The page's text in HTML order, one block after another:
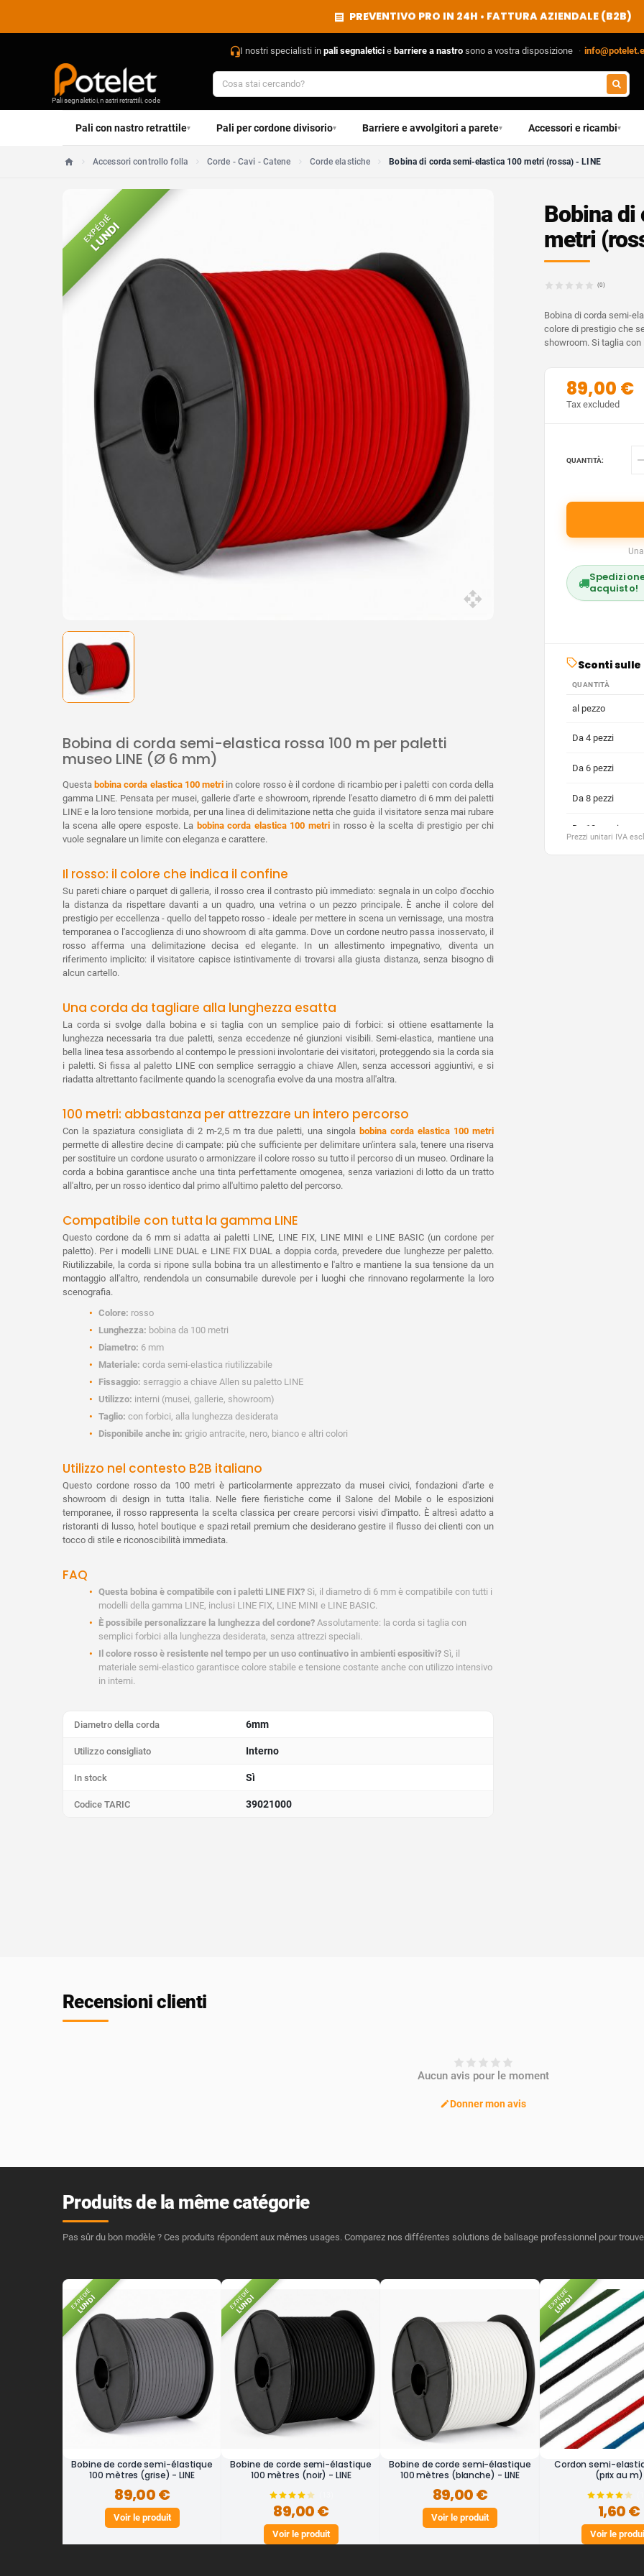
PREVENTIVO PRO IN 24H • FATTURA AZIENDALE (B2B)
I nostri specialisti in pali segnaletici e barriere a nastro sono a vostra disposizione ·
Pali segnaletici, nastri retrattili, code
Pali con nastro retrattile▾ Pali per cordone divisorio▾ Barriere e avvolgitori a parete▾ Accessori e ricambi▾
Home
Accessori controllo folla Corde - Cavi - Catene Corde elastiche Bobina di corda semi-elastica 100 metri (rossa) - LINE
EXPÉDIÉ
LUNDI
Bobina di corda semi-elastica rossa 100 m per paletti
museo LINE (Ø 6 mm)
Questa bobina corda elastica 100 metri in colore rosso è il cordone di ricambio per i paletti con corda della
gamma LINE. Pensata per musei, gallerie d'arte e showroom, riprende l'esatto diametro di 6 mm dei paletti
LINE e la loro tensione morbida, per una linea di delimitazione netta che guida il visitatore senza mai rubare
la scena alle opere esposte. La bobina corda elastica 100 metriin rosso è la scelta di prestigio per chi
vuole segnalare un limite con eleganza e carattere.
Il rosso: il colore che indica il confine
Su pareti chiare o parquet di galleria, il rosso crea il contrasto più immediato: segnala in un colpo d'occhio
la distanza da rispettare davanti a un quadro, una vetrina o un pezzo principale. È anche il colore del
prestigio per eccellenza - quello del tappeto rosso - ideale per mettere in scena un vernissage, una mostra
temporanea o l'accoglienza di uno showroom di alta gamma. Dove un cordone neutro passa inosservato, il
rosso afferma una delimitazione decisa ed elegante. In un allestimento impegnativo, diventa un
riferimento implicito: il visitatore capisce istintivamente di trovarsi alla giusta distanza, senza bisogno di
alcun cartello.
Una corda da tagliare alla lunghezza esatta
La corda si svolge dalla bobina e si taglia con un semplice paio di forbici: si ottiene esattamente la
lunghezza necessaria tra due paletti, senza eccedenze né giunzioni visibili. Semi-elastica, mantiene una
bella linea tesa assorbendo al contempo le pressioni involontarie dei visitatori, proteggendo sia la corda sia
i paletti. Si fissa al paletto LINE con semplice serraggio a chiave Allen, senza accessori aggiuntivi, e si
riadatta altrettanto facilmente quando la scenografia evolve da una mostra all'altra.
100 metri: abbastanza per attrezzare un intero percorso
Con la spaziatura consigliata di 2 m-2,5 m tra due paletti, una singola bobina corda elastica 100 metri
permette di allestire decine di campate: più che sufficiente per delimitare un'intera sala, tenere una riserva
per sostituire un cordone usurato o armonizzare il colore rosso su tutto il percorso di un museo. Ordinare la
corda a bobina garantisce anche una tinta perfettamente omogenea, senza variazioni di lotto da un tratto
all'altro, per un rosso identico dal primo all'ultimo paletto del percorso.
Compatibile con tutta la gamma LINE
Questo cordone da 6 mm si adatta ai paletti LINE, LINE FIX, LINE MINI e LINE BASIC (un cordone per
paletto). Per i modelli LINE DUAL e LINE FIX DUAL a doppia corda, prevedere due lunghezze per paletto.
Riutilizzabile, la corda si ripone sulla bobina tra un allestimento e l'altro e mantiene la sua tensione da un
montaggio all'altro, rendendola un consumabile durevole per i luoghi che rinnovano regolarmente la loro
scenografia.
Colore: rosso
Lunghezza: bobina da 100 metri
Diametro: 6 mm
Materiale: corda semi-elastica riutilizzabile
Fissaggio: serraggio a chiave Allen su paletto LINE
Utilizzo: interni (musei, gallerie, showroom)
Taglio: con forbici, alla lunghezza desiderata
Disponibile anche in: grigio antracite, nero, bianco e altri colori
Utilizzo nel contesto B2B italiano
Questo cordone rosso da 100 metri è particolarmente apprezzato da musei civici, fondazioni d'arte e
showroom di design in tutta Italia. Nelle fiere fieristiche come il Salone del Mobile o le esposizioni
temporanee, il rosso rappresenta la scelta classica per creare percorsi visivi d'impatto. È altresì adatto a
ristoranti di lusso, hotel boutique e spazi retail premium che desiderano gestire il flusso dei clienti con un
tocco di stile e riconoscibilità immediata.
FAQ
Questa bobina è compatibile con i paletti LINE FIX? Sì, il diametro di 6 mm è compatibile con tutti i
modelli della gamma LINE, inclusi LINE FIX, LINE MINI e LINE BASIC.
È possibile personalizzare la lunghezza del cordone? Assolutamente: la corda si taglia con
semplici forbici alla lunghezza desiderata, senza attrezzi speciali.
Il colore rosso è resistente nel tempo per un uso continuativo in ambienti espositivi? Sì, il
materiale semi-elastico garantisce colore stabile e tensione costante anche con utilizzo intensivo
in interni.
Diametro della corda 6mm
Utilizzo consigliato Interno
In stock Sì
Codice TARIC 39021000
Bobina
metri
(0)
Bobina di corda semi-
colore di prestigio che
showroom. Si taglia
89,00 €
Tax excluded
QUANTITÀ:
acquisto!
Sconti
QUANTITÀ
al pezzo
Da 4 pezzi
Da 6 pezzi
Da 8 pezzi
Da 10 pezzi
Prezzi unitari IVA
Recensioni clienti
Aucun avis pour le moment
Donner mon avis
Produits de la même catégorie
Pas sûr du bon modèle ? Ces produits répondent aux mêmes usages. Comparez nos différentes solutions de balisage professionnel pour
EXPÉDIÉ
LUNDI
Bobine de corde semi-élastique
100 mètres (grise) - LINE
89,00 €
Voir le produit
EXPÉDIÉ
LUNDI
Bobine de corde semi-élastique
100 mètres (noir) - LINE
89,00 €
Voir le produit
Bobine de corde semi-élastique
100 mètres (blanche) - LINE
89,00 €
Voir le produit
EXPÉDIÉ
LUNDI
Cordon semi-
(prix au m)
1,60 €
Voir le